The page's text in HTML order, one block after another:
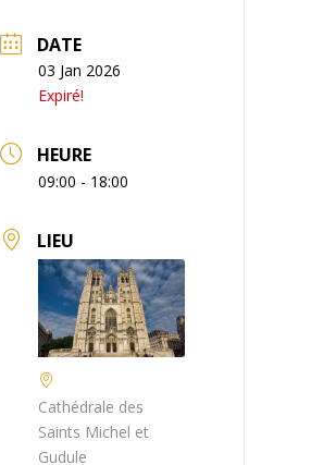
DATE
03 Jan 2026
Expiré!
HEURE
09:00 - 18:00
LIEU
Cathédrale des
Saints Michel et
Gudule